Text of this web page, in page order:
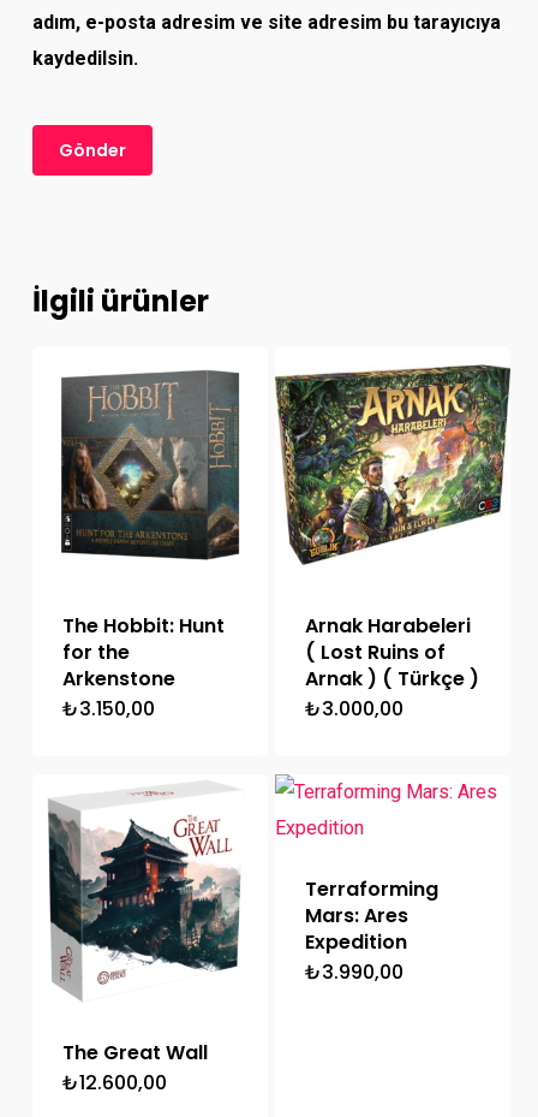
adım, e-posta adresim ve site adresim bu tarayıcıya
kaydedilsin.
İlgili ürünler
The Hobbit: Hunt
for the
Arkenstone
₺3.150,00
Arnak Harabeleri
( Lost Ruins of
Arnak ) ( Türkçe )
₺3.000,00
The Great Wall
₺12.600,00
Terraforming
Mars: Ares
Expedition
₺3.990,00